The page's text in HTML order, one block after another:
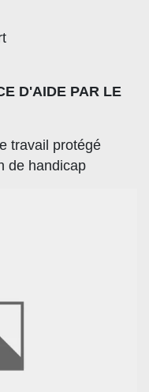
D'AIDE PAR LE
travail protégé
de handicap